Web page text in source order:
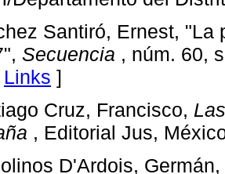
Santiró, Ernest,
Secuencia , núm. 60,
Links ]
Cruz, Francisco,
, Editorial Jus,
D'Ardois, Germán,